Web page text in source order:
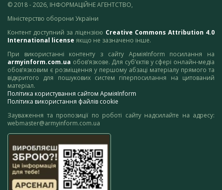
© 2018 - 2026, ІНФОРМАЦІЙНЕ АГЕНТСТВО,
Міністерство оборони України
Контент доступний за ліцензією Creative Commons Attribution 4.0
International license якщо не зазначено інше.
При використанні контенту з сайту АрміяInform посилання на
armyinform.com.ua обов’язкове. Для суб’єктів у сфері онлайн-медіа
обов’язковим є розміщення у першому абзаці матеріалу прямого та
відкритого для пошукових систем гіперпосилання на цитований
матеріал.
Політика користування сайтом АрміяInform
Політика використання файлів cookie
Зауваження та пропозиції по роботі сайту надсилайте на адресу:
webmaster@armyinform.com.ua